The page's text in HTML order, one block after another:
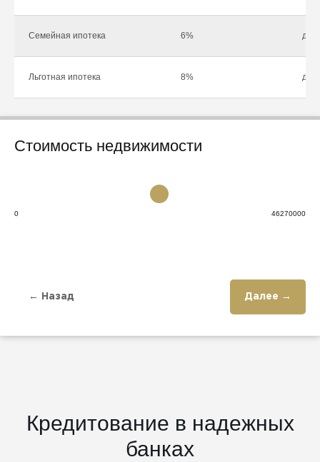
Семейная ипотека 6% до
Льготная ипотека 8% до
Стоимость недвижимости
0 46270000
← Назад Далее →
Кредитование в надежных
банках